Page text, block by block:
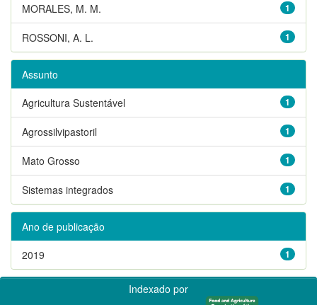
1
MORALES, M. M.
1
ROSSONI, A. L.
Assunto
1
Agricultura Sustentável
1
Agrossilvipastoril
1
Mato Grosso
1
Sistemas integrados
Ano de publicação
1
2019
Indexado por